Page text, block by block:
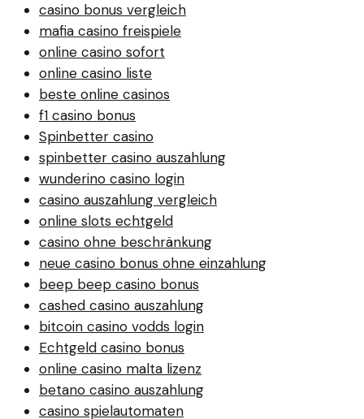
casino bonus vergleich
mafia casino freispiele
online casino sofort
online casino liste
beste online casinos
f1 casino bonus
Spinbetter casino
spinbetter casino auszahlung
wunderino casino login
casino auszahlung vergleich
online slots echtgeld
casino ohne beschränkung
neue casino bonus ohne einzahlung
beep beep casino bonus
cashed casino auszahlung
bitcoin casino vodds login
Echtgeld casino bonus
online casino malta lizenz
betano casino auszahlung
casino spielautomaten